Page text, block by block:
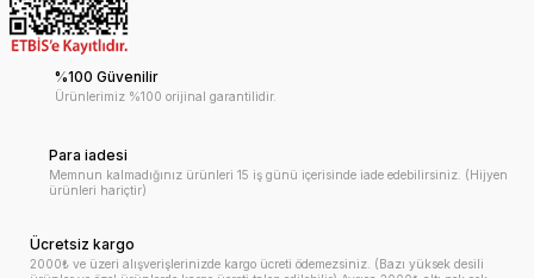
%100 Güvenilir
Ürünlerimiz %100 orijinal garantilidir.
Para iadesi
Memnun kalmadığınız ürünleri 15 iş günü içerisinde iade edebilirsiniz. (Hijyen
ürünleri hariçtir)
Ücretsiz kargo
2000₺ ve üzeri alışverişlerinizde kargo ücreti ödemezsiniz. (Bazı yüksek desili